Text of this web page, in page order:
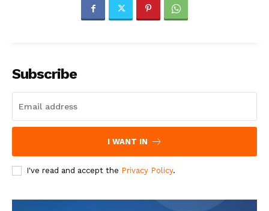
Subscribe
I WANT IN
I've read and accept the Privacy Policy.